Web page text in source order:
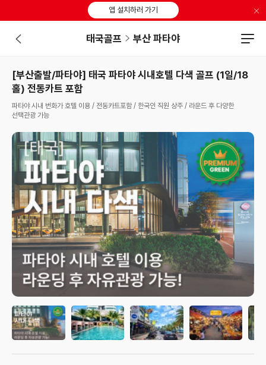
앱 설치하러 가기 ×
태국골프 부산 파타야
[부산출발/파타야] 태국 파타야 시내호텔 다색 골프 (1일/18
홀) 전동카트 포함
파타야 시내 번화가 호텔 이용 / 전동카트포함 / 한국인 직원 상주 / 라운드 후 다양한
선택관광 가능